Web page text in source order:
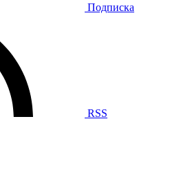
Подписка
RSS